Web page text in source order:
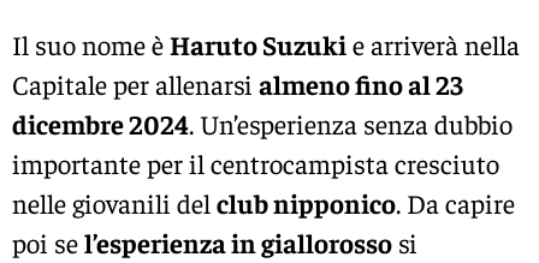
Il suo nome èHaruto Suzukie arriverà nella
Capitale per allenarsi almeno fino al 23
dicembre 2024. Un’esperienza senza dubbio
importante per il centrocampista cresciuto
nelle giovanili del club nipponico. Da capire
poi sel’esperienza in giallorosso si